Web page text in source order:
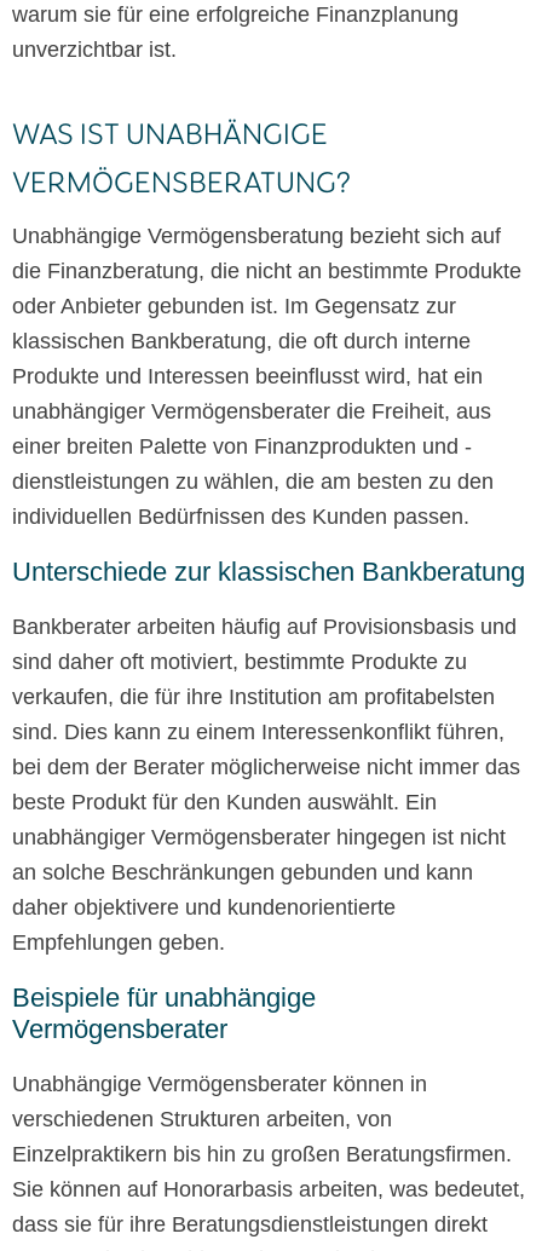
warum sie für eine erfolgreiche Finanzplanung
unverzichtbar ist.
WAS IST UNABHÄNGIGE
VERMÖGENSBERATUNG?
Unabhängige Vermögensberatung bezieht sich auf
die Finanzberatung, die nicht an bestimmte Produkte
oder Anbieter gebunden ist. Im Gegensatz zur
klassischen Bankberatung, die oft durch interne
Produkte und Interessen beeinflusst wird, hat ein
unabhängiger Vermögensberater die Freiheit, aus
einer breiten Palette von Finanzprodukten und -
dienstleistungen zu wählen, die am besten zu den
individuellen Bedürfnissen des Kunden passen.
Unterschiede zur klassischen Bankberatung
Bankberater arbeiten häufig auf Provisionsbasis und
sind daher oft motiviert, bestimmte Produkte zu
verkaufen, die für ihre Institution am profitabelsten
sind. Dies kann zu einem Interessenkonflikt führen,
bei dem der Berater möglicherweise nicht immer das
beste Produkt für den Kunden auswählt. Ein
unabhängiger Vermögensberater hingegen ist nicht
an solche Beschränkungen gebunden und kann
daher objektivere und kundenorientierte
Empfehlungen geben.
Beispiele für unabhängige
Vermögensberater
Unabhängige Vermögensberater können in
verschiedenen Strukturen arbeiten, von
Einzelpraktikern bis hin zu großen Beratungsfirmen.
Sie können auf Honorarbasis arbeiten, was bedeutet,
dass sie für ihre Beratungsdienstleistungen direkt